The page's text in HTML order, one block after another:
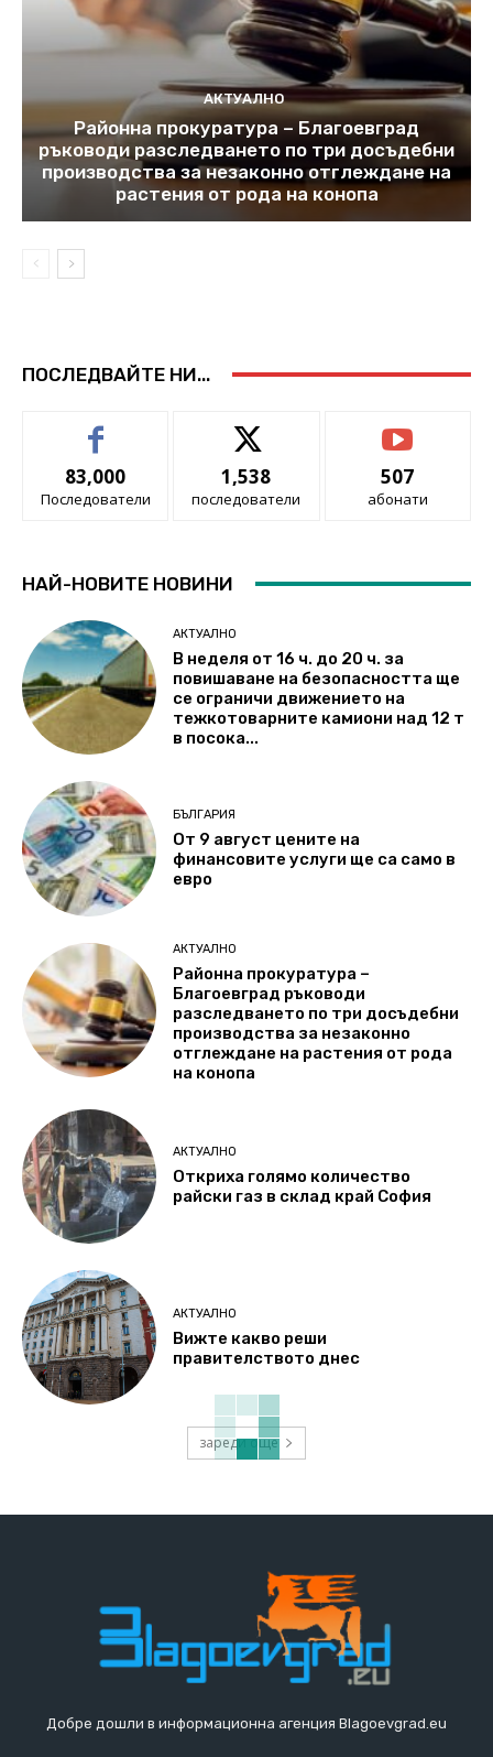
АКТУАЛНО
Районна прокуратура – Благоевград
ръководи разследването по три досъдебни
производства за незаконно отглеждане на
растения от рода на конопа
ПОСЛЕДВАЙТЕ НИ...
83,000
Последователи
1,538
последователи
507
абонати
НАЙ-НОВИТЕ НОВИНИ
АКТУАЛНО
В неделя от 16 ч. до 20 ч. за
повишаване на безопасността ще
се ограничи движението на
тежкотоварните камиони над 12 т
в посока...
БЪЛГАРИЯ
От 9 август цените на
финансовите услуги ще са само в
евро
АКТУАЛНО
Районна прокуратура –
Благоевград ръководи
разследването по три досъдебни
производства за незаконно
отглеждане на растения от рода
на конопа
АКТУАЛНО
Откриха голямо количество
райски газ в склад край София
АКТУАЛНО
Вижте какво реши
правителството днес
зареди още
Добре дошли в информационна агенция Blagoevgrad.eu